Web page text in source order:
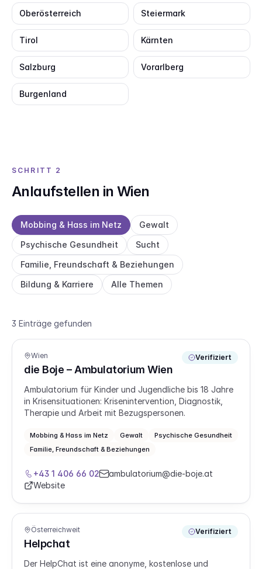
Oberösterreich Steiermark
Tirol Kärnten
Salzburg Vorarlberg
Burgenland
SCHRITT 2
Anlaufstellen in Wien
Mobbing & Hass im Netz
Gewalt
Psychische Gesundheit
Sucht
Familie, Freundschaft & Beziehungen
Bildung & Karriere
Alle Themen
3 Einträge gefunden
Wien
die Boje – Ambulatorium Wien
Verifiziert
Ambulatorium für Kinder und Jugendliche bis 18 Jahre
in Krisensituationen: Krisenintervention, Diagnostik,
Therapie und Arbeit mit Bezugspersonen.
Mobbing & Hass im Netz Gewalt
Psychische Gesundheit
Familie, Freundschaft & Beziehungen
+43 1 406 66 02
ambulatorium@die-boje.at
Website
Österreichweit
Helpchat
Verifiziert
Der HelpChat ist eine anonyme, kostenlose und